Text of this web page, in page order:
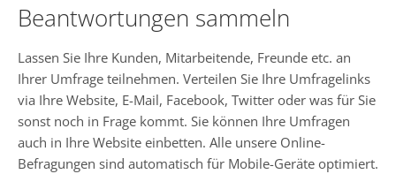
Beantwortungen sammeln
Lassen Sie Ihre Kunden, Mitarbeitende, Freunde etc. an
Ihrer Umfrage teilnehmen. Verteilen Sie Ihre Umfragelinks
via Ihre Website, E-Mail, Facebook, Twitter oder was für Sie
sonst noch in Frage kommt. Sie können Ihre Umfragen
auch in Ihre Website einbetten. Alle unsere Online-
Befragungen sind automatisch für Mobile-Geräte optimiert.